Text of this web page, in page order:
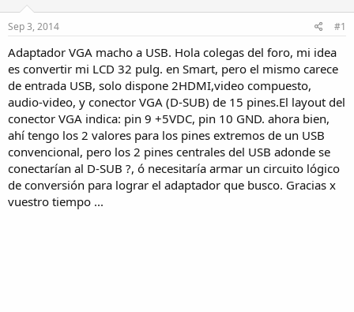
n
c
i
o
Sep 3, 2014 #1
Adaptador VGA macho a USB. Hola colegas del foro, mi idea
es convertir mi LCD 32 pulg. en Smart, pero el mismo carece
de entrada USB, solo dispone 2HDMI,video compuesto,
audio-video, y conector VGA (D-SUB) de 15 pines.El layout del
conector VGA indica: pin 9 +5VDC, pin 10 GND. ahora bien,
ahí tengo los 2 valores para los pines extremos de un USB
convencional, pero los 2 pines centrales del USB adonde se
conectarían al D-SUB ?, ó necesitaría armar un circuito lógico
de conversión para lograr el adaptador que busco. Gracias x
vuestro tiempo ...